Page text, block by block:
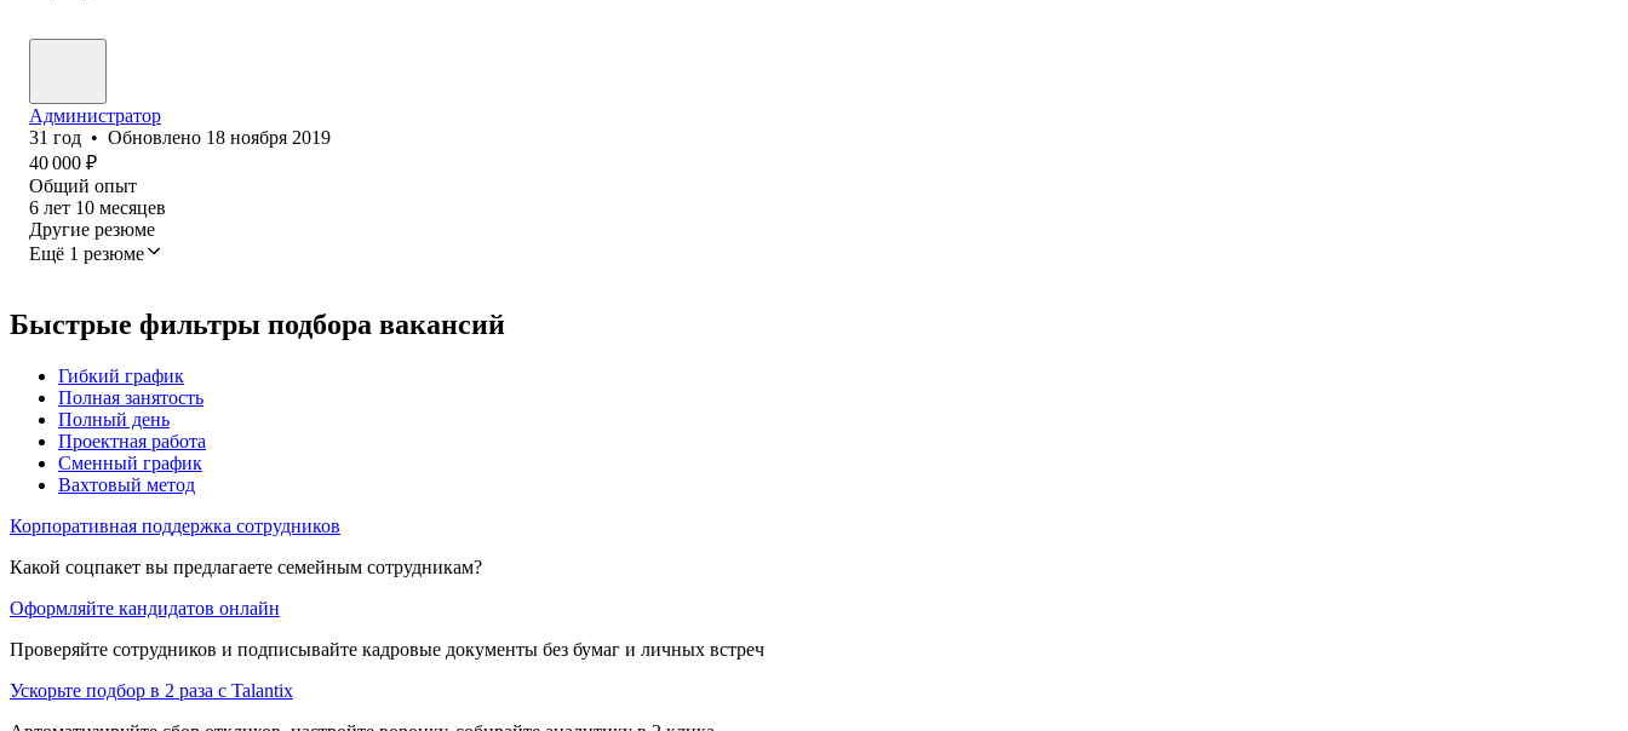
Администратор
31 год • Обновлено 18 ноября 2019
40 000 ₽
Общий опыт
6 лет 10 месяцев
Другие резюме
Ещё 1 резюме
Быстрые фильтры подбора вакансий
Гибкий график
Полная занятость
Полный день
Проектная работа
Сменный график
Вахтовый метод
Корпоративная поддержка сотрудников
Какой соцпакет вы предлагаете семейным сотрудникам?
Оформляйте кандидатов онлайн
Проверяйте сотрудников и подписывайте кадровые документы без бумаг и личных встреч
Ускорьте подбор в 2 раза с Talantix